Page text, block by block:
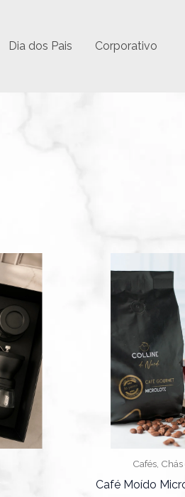
Dia dos Pais Corporativo
Este
produto
várias
opções
podem
ser
escolhidas
Cafés,
Café Moído